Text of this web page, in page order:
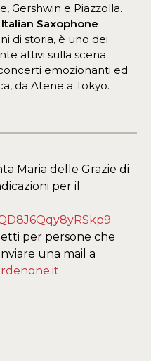
Gershwin e Piazzolla.
Italian Saxophone
di storia, è uno dei
attivi sulla scena
emozionanti ed
da Atene a Tokyo.
Maria delle Grazie di
per il
per persone che
una mail a